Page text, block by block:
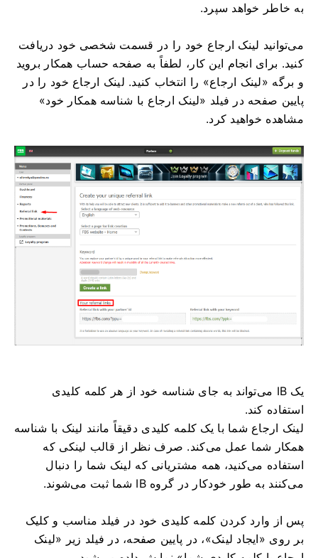
به خاطر خواهد سپرد.
می‌توانید لینک ارجاع خود را در قسمت شخصی خود دریافت
کنید. برای انجام این کار، لطفاً به صفحه حساب همکار بروید
و برگه «لینک ارجاع» را انتخاب کنید. لینک ارجاع خود را در
پایین صفحه در فیلد «لینک ارجاع با شناسه همکار خود»
مشاهده خواهید کرد.
یک IB می‌تواند به جای شناسه خود از هر کلمه کلیدی
استفاده کند.
لینک ارجاع شما با یک کلمه کلیدی دقیقاً مانند لینک با شناسه
همکار شما عمل می‌کند. صرف نظر از قالب لینکی که
استفاده می‌کنید، همه مشتریانی که لینک شما را دنبال
می‌کنند به طور خودکار در گروه IB شما ثبت می‌شوند.
پس از وارد کردن کلمه کلیدی خود در فیلد مناسب و کلیک
بر روی «ایجاد لینک»، در پایین صفحه، در فیلد زیر «لینک